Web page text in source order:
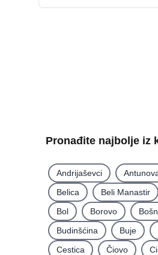
Pronađite najbolje iz
Andrijaševci
Belica
Beli Manastir
Bol
Borovo
Budinšćina
Buje
Cestica
Čiovo